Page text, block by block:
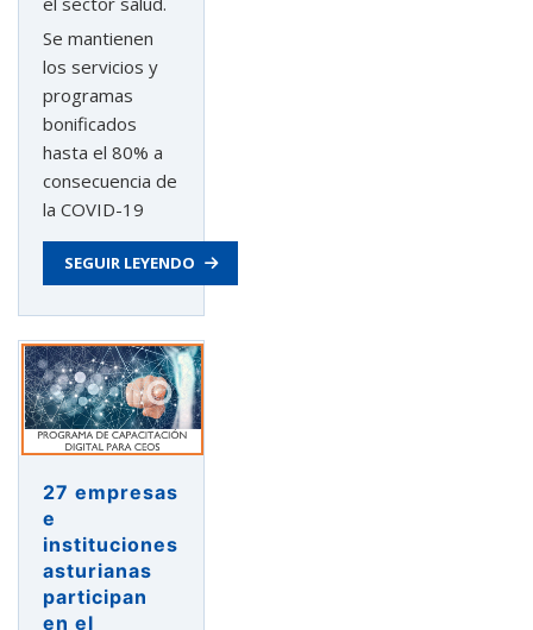
Se mantienen
los servicios y
programas
bonificados
hasta el 80% a
consecuencia de
la COVID-19
SEGUIR LEYENDO
27 empresas
e
instituciones
asturianas
participan
en el